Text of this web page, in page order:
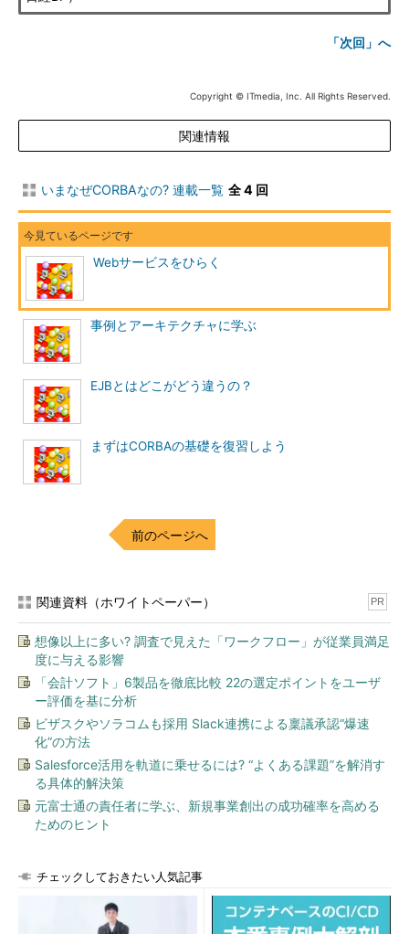
「次回」へ
Copyright © ITmedia, Inc. All Rights Reserved.
関連情報
いまなぜCORBAなの? 連載一覧 全 4 回
Webサービスをひらく
事例とアーキテクチャに学ぶ
EJBとはどこがどう違うの？
まずはCORBAの基礎を復習しよう
前のページへ
関連資料（ホワイトペーパー） PR
想像以上に多い? 調査で見えた「ワークフロー」が従業員満足
度に与える影響
「会計ソフト」6製品を徹底比較 22の選定ポイントをユーザ
ー評価を基に分析
ビザスクやソラコムも採用 Slack連携による稟議承認“爆速
化”の方法
Salesforce活用を軌道に乗せるには? “よくある課題”を解消す
る具体的解決策
元富士通の責任者に学ぶ、新規事業創出の成功確率を高める
ためのヒント
チェックしておきたい人気記事